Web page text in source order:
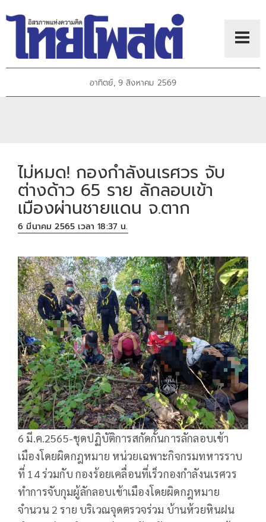
อาทิตย์, 9 สิงหาคม 2569
ไม่หมด! กองกำลังนเรศวร จับ
ต่างด้าว 65 ราย ลักลอบเข้า
เมืองผ่านชายแดน จ.ตาก
6 มีนาคม 2565 เวลา 18:37 น.
6 มี.ค.2565-ชุดปฏิบัติการสกัดกั้นการลักลอบเข้า
เมืองโดยผิดกฎหมาย หน่วยเฉพาะกิจกรมทหารราบ
ที่ 14 ร่วมกับ กองร้อยเคลื่อนที่เร็วกองกำลังนเรศวร
ทำการจับกุมผู้ลักลอบเข้าเมืองโดยผิดกฎหมาย
จำนวน 2 ราย บริเวณจุดตรวจร่วม บ้านห้วยหินฝน